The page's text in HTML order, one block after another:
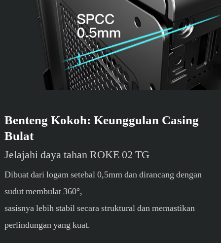
Benteng Kokoh: Keunggulan Casing
Bulat
Jelajahi daya tahan ROKE 02 TG
Dibuat dari logam setebal 0,5mm dan dirancang dengan
sudut membulat 360°,
sasisnya lebih stabil secara struktural dan memastikan
perlindungan yang kuat.